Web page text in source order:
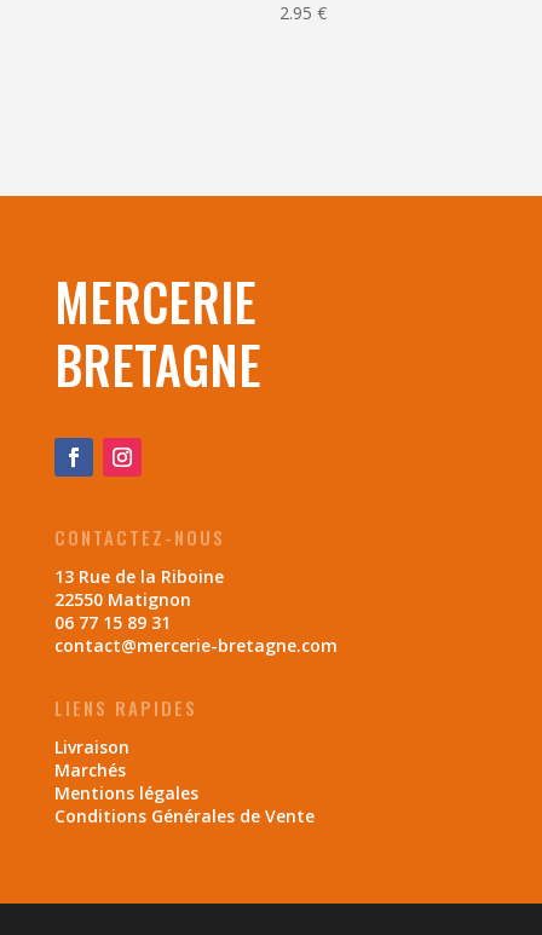
2.95€
MERCERIE
BRETAGNE
CONTACTEZ-NOUS
13 Rue de la Riboine
22550 Matignon
06 77 15 89 31
contact@mercerie-bretagne.com
LIENS RAPIDES
Livraison
Marchés
Mentions légales
Conditions Générales de Vente